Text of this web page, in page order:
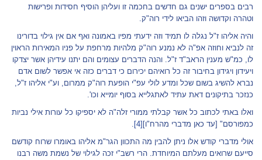
רבים בספרים ישנים גם חדשים בחכמה זו ועליהן הוסיף חסידות ופרישות
וטהרה וקדושה וזהו הביאו לידי רוה"ק.
והיה אליהו ז"ל נגלה לו תמיד וזה ידעתי מפיו באמונה ואף אם אין גילוי בדורינו
זה לנביא וחוזה אפ"ה לא נמנע רוה"ק מלהיות מרחפת על פניו המאירות הראוין
לו, כמ"ש מענין הראב"ד ז"ל. והנה הדברים עצומים והם יתנו עידיהן אשר יצדקו
ויעידון ויגידון בחיבור זה כל רואיהם יכירום כי דברים כזה אי אפשר לשום אדם
נברא להשיג בשום שכל ומדע לולי עפ"י הופעת רוה"ק ממרום, וע"י אליהו ז"ל,
כנזכר בתיקונים דאת עתיד לאתגלייא בסוף יומייא וכו'.
ואלו באתי לכתוב כל אשר קבלתי ממורי זלה"ה לא יספיקו כל עורות אילי נביות
כמפורסם" [עד כאן מדברי מהרח"ו] [4]
.
אולי מדברי קודש אלו ניתן להבין מה התכוון הגר"מ אליהו באומרו שרוח קודשם
סייעם שרואים מעלתם המיוחדת. הרי רשב"י זכה לגילוי של נשמת משה רבנו